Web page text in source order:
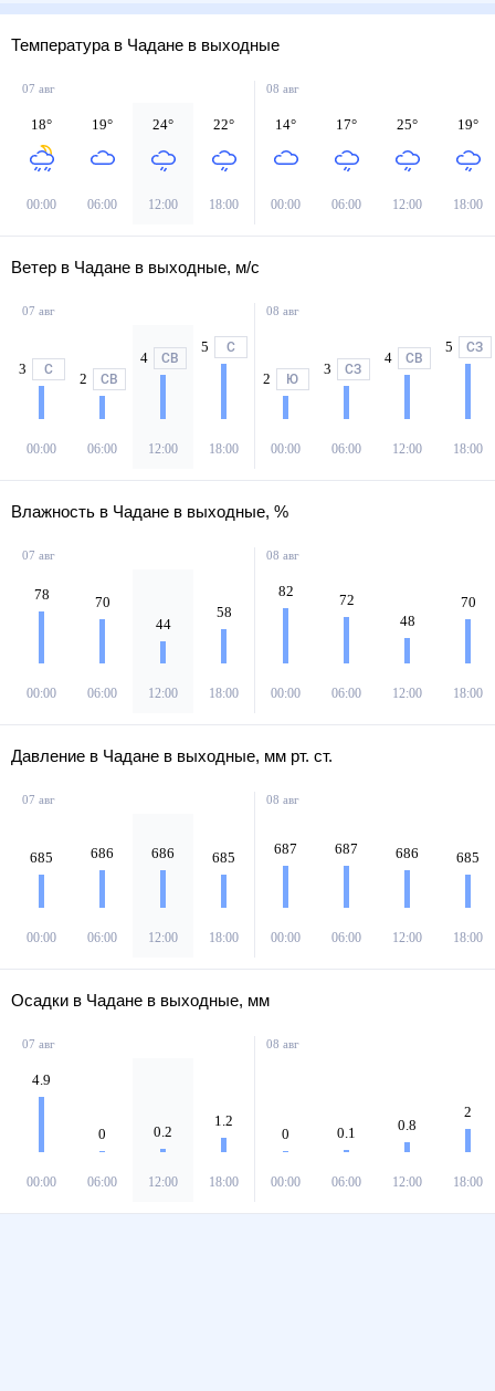
Температура в Чадане в выходные
07 авг
18°
00:00
19°
06:00
24°
12:00
22°
18:00
08 авг
14°
00:00
17°
06:00
25°
12:00
19°
18:00
Ветер в Чадане в выходные, м/с
07 авг
3 С
00:00
2 СВ
06:00
4 СВ
12:00
5 С
18:00
08 авг
2 Ю
00:00
3 СЗ
06:00
4 СВ
12:00
5 СЗ
18:00
Влажность в Чадане в выходные, %
07 авг
78
00:00
70
06:00
44
12:00
58
18:00
08 авг
82
00:00
72
06:00
48
12:00
70
18:00
Давление в Чадане в выходные, мм рт. ст.
07 авг
685
00:00
686
06:00
686
12:00
685
18:00
08 авг
687
00:00
687
06:00
686
12:00
685
18:00
Осадки в Чадане в выходные, мм
07 авг
4.9
00:00
0
06:00
0.2
12:00
1.2
18:00
08 авг
0
00:00
0.1
06:00
0.8
12:00
2
18:00